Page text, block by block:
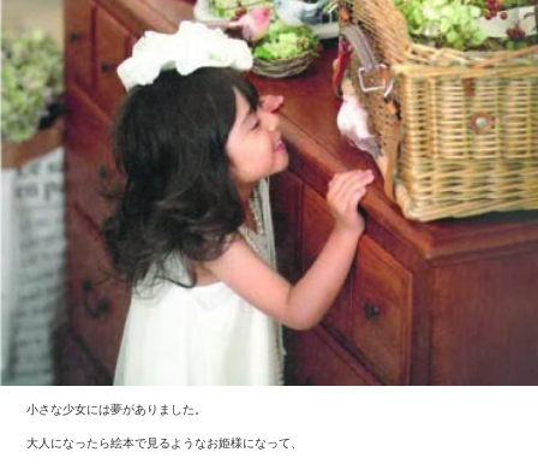
小さな少女には夢がありました。
大人になったら絵本で見るようなお姫様になって、